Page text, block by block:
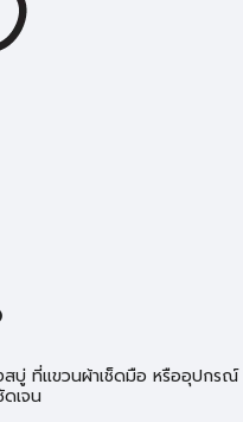
บู่ ที่แขวนผ้าเช็ดมือ หรืออุปกรณ์
เจน